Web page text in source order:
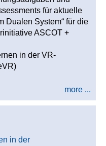
für aktuelle
Dualen System“ für die
ASCOT +
in der VR-
more ...
in der